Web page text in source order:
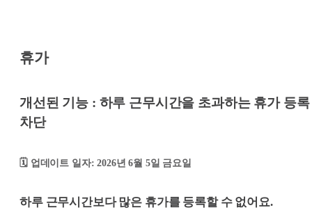
휴가
개선된 기능 : 하루 근무시간을 초과하는 휴가 등록
차단
🗓️ 업데이트 일자: 2026년 6월 5일 금요일
하루 근무시간보다 많은 휴가를 등록할 수 없어요.